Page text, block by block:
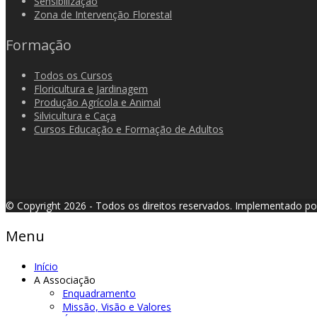
Zona de Intervenção Florestal
Formação
Todos os Cursos
Floricultura e Jardinagem
Produção Agrícola e Animal
Silvicultura e Caça
Cursos Educação e Formação de Adultos
© Copyright 2026 - Todos os direitos reservados. Implementado
Menu
Início
A Associação
Enquadramento
Missão, Visão e Valores